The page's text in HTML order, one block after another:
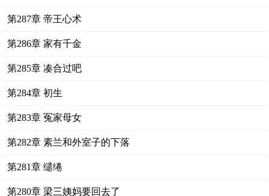
第287章 帝王心术
第286章 家有千金
第285章 凑合过吧
第284章 初生
第283章 冤家母女
第282章 素兰和外室子的下落
第281章 缱绻
第280章 梁三姨妈要回去了